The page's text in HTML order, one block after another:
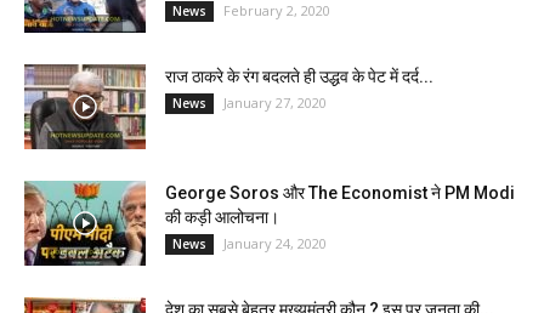
News February 2, 2020
राज ठाकरे के रंग बदलते ही उद्धव के पेट में दर्द...
News January 27, 2020
George Soros और The Economist ने PM Modi
की कड़ी आलोचना।
News January 24, 2020